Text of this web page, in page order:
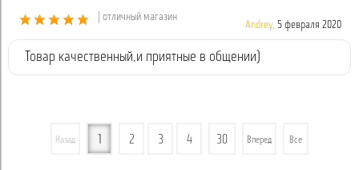
| отличный магазин
Andrey, 5 февраля 2020
Товар качественный,и приятные в общении)
Назад 2 3 4 30 Вперед Все